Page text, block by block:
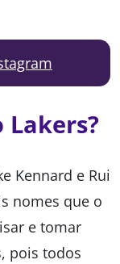
Lakers?
Kennard e Rui
nomes que o
e tomar
pois todos